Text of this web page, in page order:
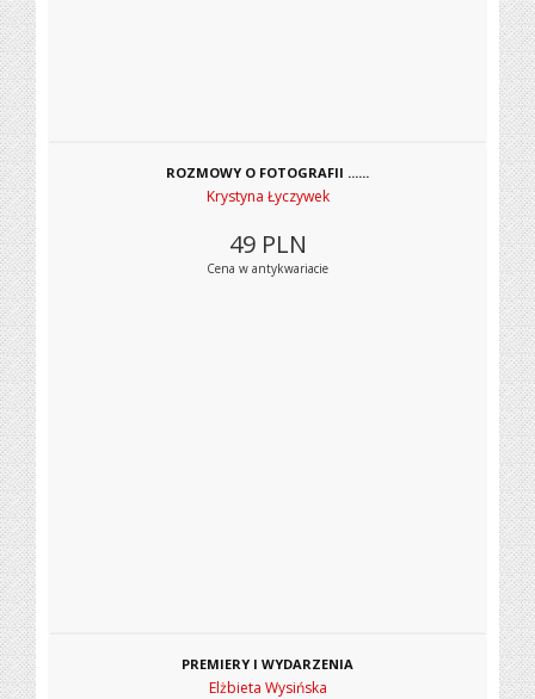
ROZMOWY O FOTOGRAFII ......
Krystyna Łyczywek
49 PLN
Cena w antykwariacie
PREMIERY I WYDARZENIA
Elżbieta Wysińska